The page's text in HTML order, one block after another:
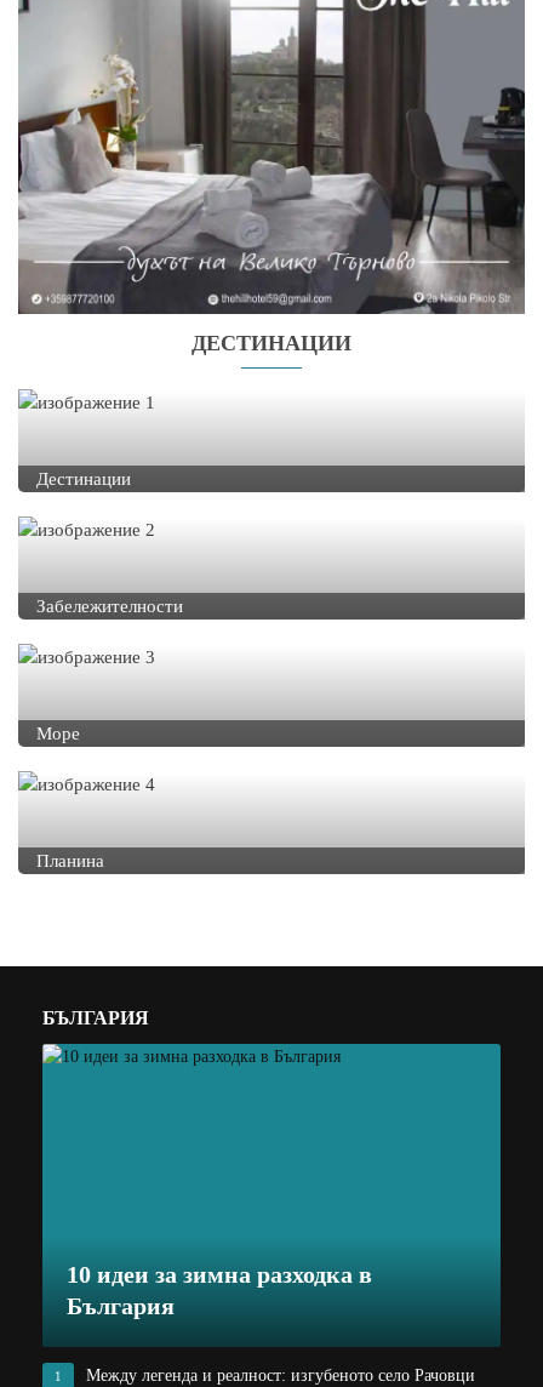
ДЕСТИНАЦИИ
Дестинации
Забележителности
Море
Планина
БЪЛГАРИЯ
10 идеи за зимна разходка в
България
1 Между легенда и реалност: изгубеното село Рачовци